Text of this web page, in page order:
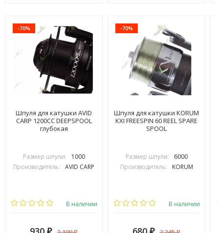
-70%
Шпуля для катушки AVID
CARP 1200СС DEEPSPOOL
глубокая
Размер шпули:
1000
Производитель:
AVID CARP
В наличии
₽ ₽
-70%
Шпуля для катушки KORUM
KXI FREESPIN 60 REEL SPARE
SPOOL
Размер шпули:
6000
Производитель:
KORUM
В наличии
₽ ₽